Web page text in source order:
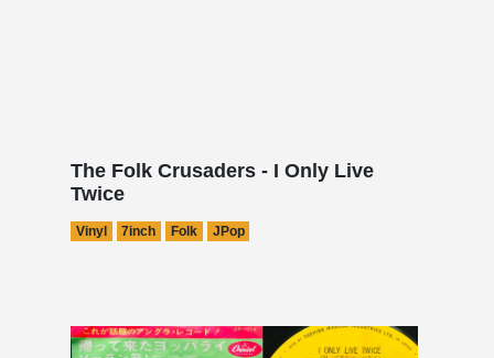
The Folk Crusaders - I Only Live
Twice
Vinyl 7inch Folk JPop